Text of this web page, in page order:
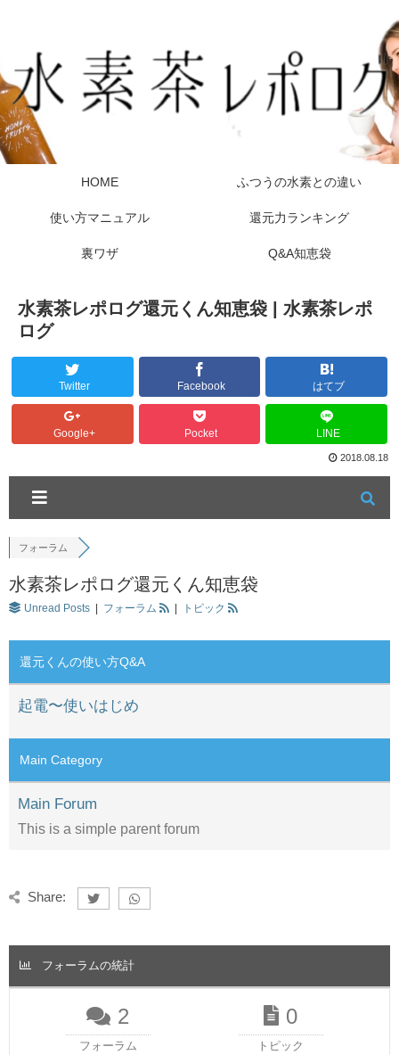
HOME ふつうの水素との違い
使い方マニュアル 還元力ランキング
裏ワザ Q&A知恵袋
水素茶レポログ還元くん知恵袋 | 水素茶レポ
ログ
Twitter Facebook はてブ
Google+ Pocket LINE
2018.08.18
フォーラム
水素茶レポログ還元くん知恵袋
Unread Posts | フォーラム | トピック
還元くんの使い方Q&A
起電〜使いはじめ
Main Category
Main Forum
This is a simple parent forum
Share:
フォーラムの統計
2
フォーラム
0
トピック